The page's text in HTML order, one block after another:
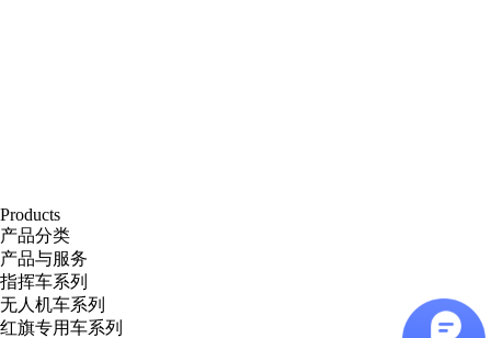
Products
产品分类
产品与服务
指挥车系列
无人机车系列
红旗专用车系列